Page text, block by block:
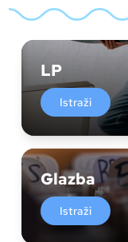
LP
Istraži
Glazba
Istraži